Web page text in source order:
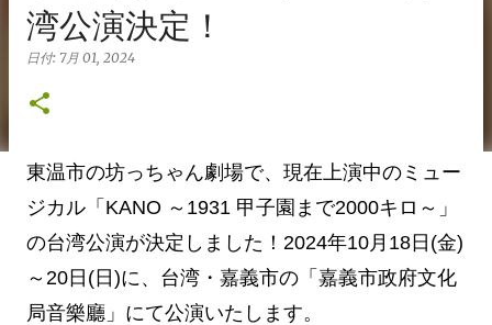
湾公演決定！
日付: 7月 01, 2024
東温市の坊っちゃん劇場で、現在上演中のミュー
ジカル「KANO ～1931 甲子園まで2000キロ～」
の台湾公演が決定しました！ 2024年10月18日(金)
～20日(日)に、台湾・嘉義市の「嘉義市政府文化
局音樂廳」にて公演いたします。